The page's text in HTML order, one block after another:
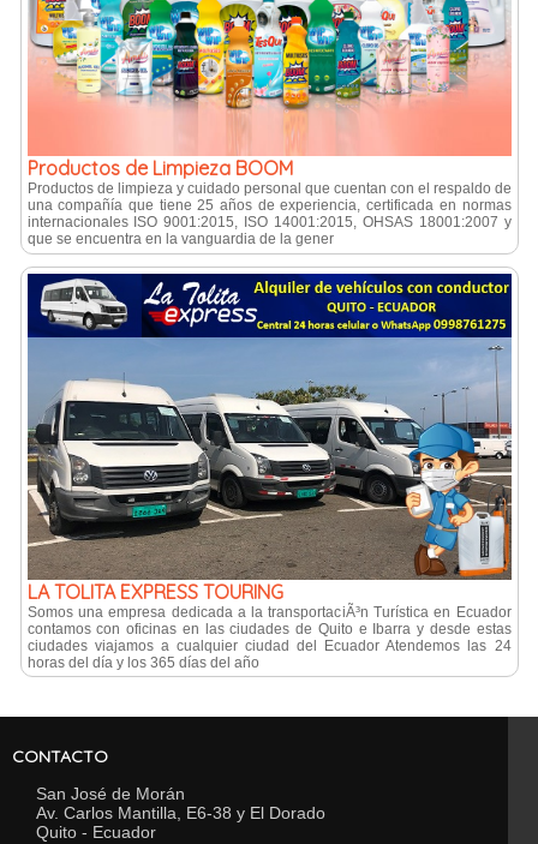
Productos de Limpieza BOOM
Productos de limpieza y cuidado personal que cuentan con el respaldo de
una compañí­a que tiene 25 años de experiencia, certificada en normas
internacionales ISO 9001:2015, ISO 14001:2015, OHSAS 18001:2007 y
que se encuentra en la vanguardia de la gener
LA TOLITA EXPRESS TOURING
Somos una empresa dedicada a la transportaciÃ³n Turística en Ecuador
contamos con oficinas en las ciudades de Quito e Ibarra y desde estas
ciudades viajamos a cualquier ciudad del Ecuador Atendemos las 24
horas del día y los 365 días del año
CONTACTO
San José de Morán
Av. Carlos Mantilla, E6-38 y El Dorado
Quito - Ecuador